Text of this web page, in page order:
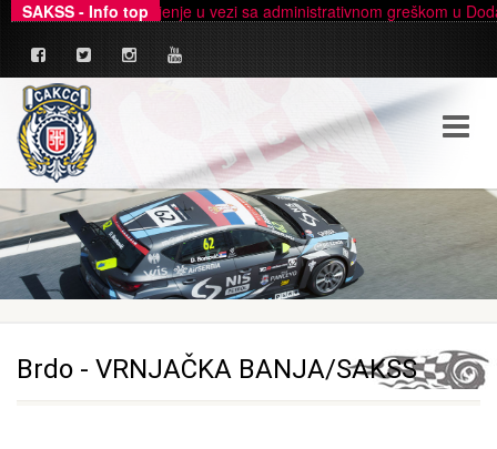
SAKSS - Info top
zvanično pojašnjenje u vezi sa administrativnom greškom u
Brdo - VRNJAČKA BANJA/SAKSS